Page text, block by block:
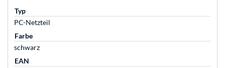
Typ
PC-Netzteil
Farbe
schwarz
EAN